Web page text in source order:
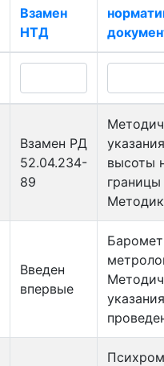
Взамен
НТД
Взамен РД
52.04.234-
89
высоты
границы
Введен
впервые